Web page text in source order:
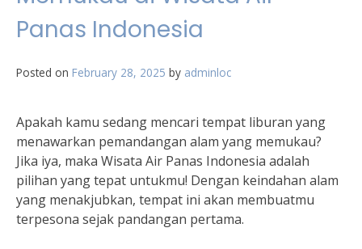
Panas Indonesia
Posted on February 28, 2025 by adminloc
Apakah kamu sedang mencari tempat liburan yang
menawarkan pemandangan alam yang memukau?
Jika iya, maka Wisata Air Panas Indonesia adalah
pilihan yang tepat untukmu! Dengan keindahan alam
yang menakjubkan, tempat ini akan membuatmu
terpesona sejak pandangan pertama.